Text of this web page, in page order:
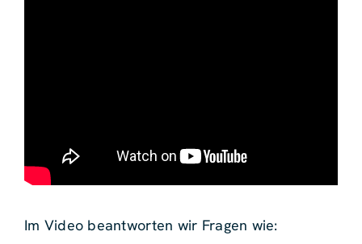
Im Video beantworten wir Fragen wie: